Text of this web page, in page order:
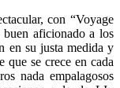
con “Voyage
aficionado a los
en su justa medida y
que se crece en cada
nada empalagosos